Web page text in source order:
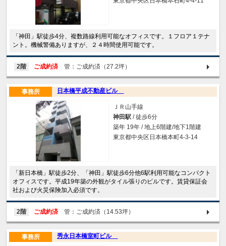
「神田」駅徒歩4分、複数路線利用可能なオフィスです。１フロア１テナ
ント。機械警備ありますが、２４時間使用可能です。
2階 ご成約済 管：ご成約済（27.2坪）
日本橋平成不動産ビル
事務所
ＪＲ山手線
神田駅 / 徒歩6分
築年 19年 / 地上6階建/地下1階建
東京都中央区日本橋本町4-3-14
「新日本橋」駅徒歩2分、「神田」駅徒歩6分他6駅利用可能なコンパクト
オフィスです。平成19年築の外観がタイル張りのビルです。賃貸保証会
社および火災保険加入必須です。
2階 ご成約済 管：ご成約済（14.53坪）
秀永日本橋室町ビル
事務所